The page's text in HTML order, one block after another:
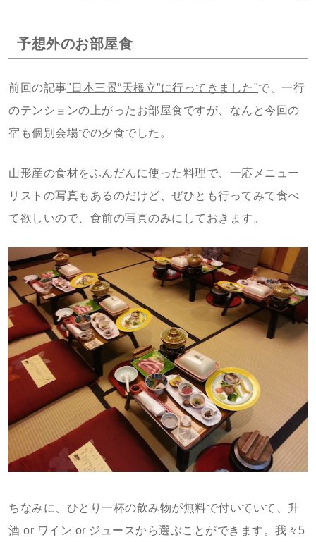
予想外のお部屋食
前回の記事"日本三景“天橋立”に行ってきました"で、一行
のテンションの上がったお部屋食ですが、なんと今回の
宿も個別会場での夕食でした。
山形産の食材をふんだんに使った料理で、一応メニュー
リストの写真もあるのだけど、ぜひとも行ってみて食べ
て欲しいので、食前の写真のみにしておきます。
ちなみに、ひとり一杯の飲み物が無料で付いていて、升
酒 or ワイン or ジュースから選ぶことができます。我々5